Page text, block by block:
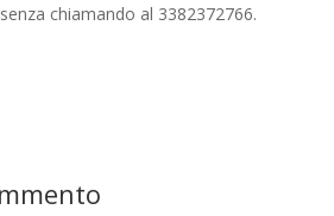
chiamando al 3382372766.